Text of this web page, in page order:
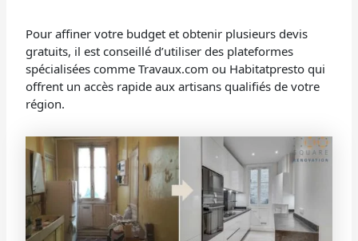
Pour affiner votre budget et obtenir plusieurs devis
gratuits, il est conseillé d’utiliser des plateformes
spécialisées comme Travaux.com ou Habitatpresto qui
offrent un accès rapide aux artisans qualifiés de votre
région.